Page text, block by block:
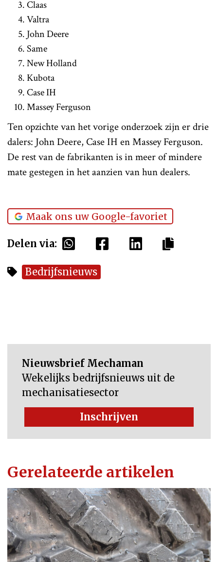
Claas
Valtra
John Deere
Same
New Holland
Kubota
Case IH
Massey Ferguson
Ten opzichte van het vorige onderzoek zijn er drie
dalers: John Deere, Case IH en Massey Ferguson.
De rest van de fabrikanten is in meer of mindere
mate gestegen in het aanzien van hun dealers.
Maak ons uw Google-favoriet
Delen via:
Bedrijfsnieuws
Nieuwsbrief Mechaman
Wekelijks bedrijfsnieuws uit de
mechanisatiesector
Inschrijven
Gerelateerde artikelen